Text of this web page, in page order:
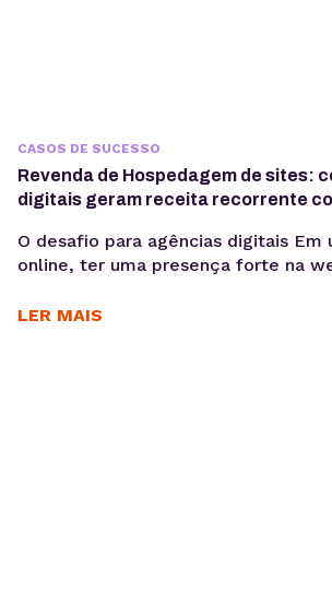
CASOS DE SUCESSO
Revenda de Hospedagem de sites:
digitais geram receita recorrente
O desafio para agências digitais Em
online, ter uma presença forte na
mais agências digitais adotam a
LER MAIS